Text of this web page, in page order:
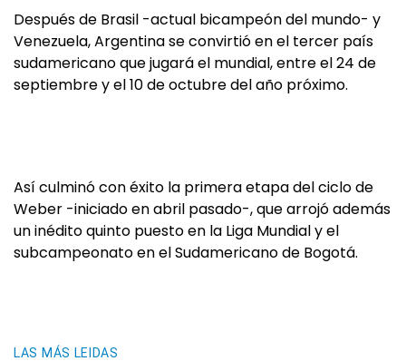
Después de Brasil -actual bicampeón del mundo- y
Venezuela, Argentina se convirtió en el tercer país
sudamericano que jugará el mundial, entre el 24 de
septiembre y el 10 de octubre del año próximo.
Así culminó con éxito la primera etapa del ciclo de
Weber -iniciado en abril pasado-, que arrojó además
un inédito quinto puesto en la Liga Mundial y el
subcampeonato en el Sudamericano de Bogotá.
LAS MÁS LEIDAS